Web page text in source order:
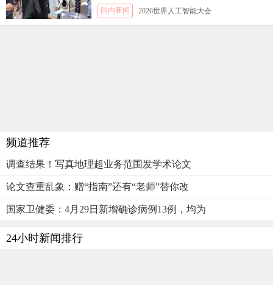
国内新闻 2026世界人工智能大会
频道推荐
调查结果！写真地理超业务范围发学术论文
论文查重乱象：赠“指南”还有“老师”替你改
国家卫健委：4月29日新增确诊病例13例，均为
24小时新闻排行